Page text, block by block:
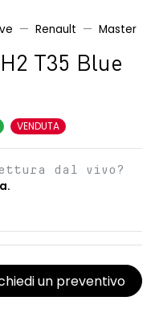
Renault Master
T35 Blue
VENDUTA
dal vivo?
un preventivo